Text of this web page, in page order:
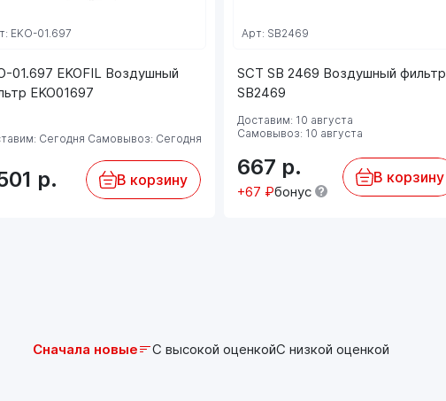
01.697 EKOFIL Воздушный
EKO01697
EKO-01.697
Сегодня Самовывоз: Сегодня
р. В корзину
SCT SB 2469 Воздушный фильтр
SB2469
Арт: SB2469
Доставим: 10 августа
Самовывоз: 10 августа
667 р.
+67 ₽бонус
В корзину
Сначала новые С высокой оценкойС низкой оценкой